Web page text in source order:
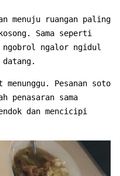
menuju ruangan paling
Sama seperti
ngalor ngidul
datang.
Pesanan soto
penasaran sama
dan mencicipi